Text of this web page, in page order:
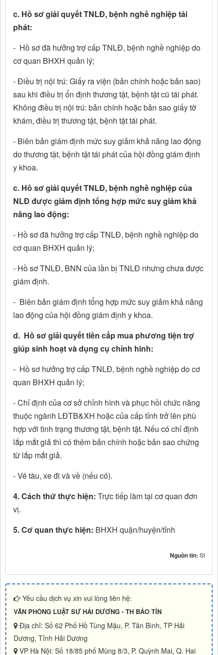
c. Hồ sơ giải quyết TNLĐ, bệnh nghề nghiệp tái
phát:
- Hồ sơ đã hưởng trợ cấp TNLĐ, bệnh nghề nghiệp do
cơ quan BHXH quản lý;
- Điều trị nội trú: Giấy ra viện (bản chính hoặc bản sao)
sau khi điều trị ổn định thương tật, bệnh tật cũ tái phát.
Không điều trị nội trú: bản chính hoặc bản sao giấy tờ
khám, điều trị thương tật, bệnh tật tái phát.
- Biên bản giám định mức suy giảm khả năng lao động
do thương tật, bệnh tật tái phát của hội đồng giám định
y khoa.
c. Hồ sơ giải quyết TNLĐ, bệnh nghề nghiệp của
NLĐ được giám định tổng hợp mức suy giảm khả
năng lao động:
- Hồ sơ đã hưởng trợ cấp TNLĐ, bệnh nghề nghiệp do
cơ quan BHXH quản lý;
- Hồ sơ TNLĐ, BNN của lần bị TNLĐ nhưng chưa được
giám định.
- Biên bản giám định tổng hợp mức suy giảm khả năng
lao động của hội đồng giám định y khoa.
d. Hồ sơ giải quyết tiền cấp mua phương tiện trợ
giúp sinh hoạt và dụng cụ chỉnh hình:
- Hồ sơ hưởng trợ cấp TNLĐ, bệnh nghề nghiệp do cơ
quan BHXH quản lý;
- Chỉ định của cơ sở chỉnh hình và phục hồi chức năng
thuộc ngành LĐTB&XH hoặc của cấp tỉnh trở lên phù
hợp với tình trạng thương tật, bệnh tật. Nếu có chỉ định
lắp mắt giả thì có thêm bản chính hoặc bản sao chứng
từ lắp mắt giả.
- Vé tàu, xe đi và về (nếu có).
4. Cách thứ thực hiện: Trực tiếp làm tại cơ quan đơn
vị.
5. Cơ quan thực hiện: BHXH quận/huyện/tỉnh
Nguồn tin: St
Yêu cầu dịch vụ xin vui lòng liên hệ:
VĂN PHÒNG LUẬT SƯ HẢI DƯƠNG - TH BẢO TÍN
Địa chỉ: Số 62 Phố Hồ Tùng Mậu, P. Tân Bình, TP Hải
Dương, Tỉnh Hải Dương
VP Hà Nội: Số 18/85 phố Mùng 8/3, P. Quỳnh Mai, Q. Hai